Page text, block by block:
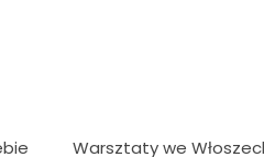
Warsztaty we